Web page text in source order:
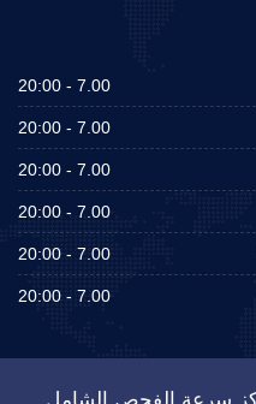
7.00 - 20:00
7.00 - 20:00
7.00 - 20:00
7.00 - 20:00
7.00 - 20:00
7.00 - 20:00